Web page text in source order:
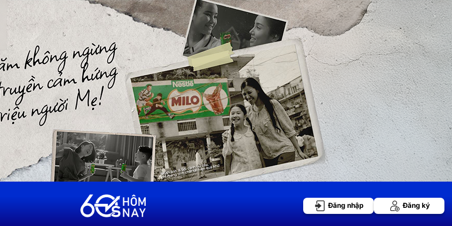
Đăng nhập Đăng ký